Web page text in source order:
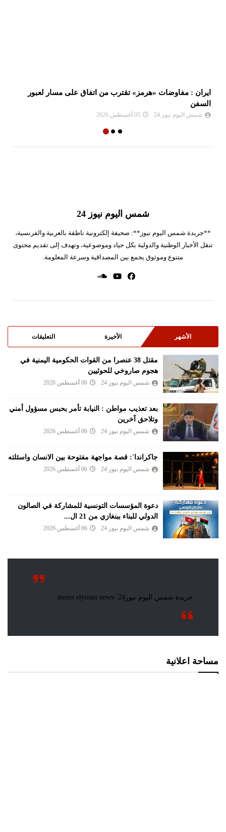
ايران : مفاوضات «هرمز» تقترب من اتفاق على مسار لعبور
السفن
شمس اليوم نيوز 24 05 أغسطس 2026
شمس اليوم نيوز 24
**جريدة شمس اليوم نيوز**: صحيفة إلكترونية ناطقة بالعربية والفرنسية،
تنقل الأخبار الوطنية والدولية بكل حياد وموضوعية، وتهدف إلى تقديم محتوى
متنوع وموثوق يجمع بين المصداقية وسرعة المعلومة.
الأشهر الأخيرة التعليقات
مقتل 38 عنصرا من القوات الحكومية اليمنية في
هجوم صاروخي للحوثيين
شمس اليوم نيوز 24 06 أغسطس 2026
بعد تعذيب مواطن : النيابة تأمر بحبس مسؤول أمني
وتلاحق آخرين
شمس اليوم نيوز 24 06 أغسطس 2026
جاكراندا': قصة مواجهة مفتوحة بين الانسان واسئلته
شمس اليوم نيوز 24 06 أغسطس 2026
دعوة المؤسسات التونسية للمشاركة في الصالون
الدولي للبناء ببنغازي من 21 ال...
شمس اليوم نيوز 24 06 أغسطس 2026
مساحة اعلانية